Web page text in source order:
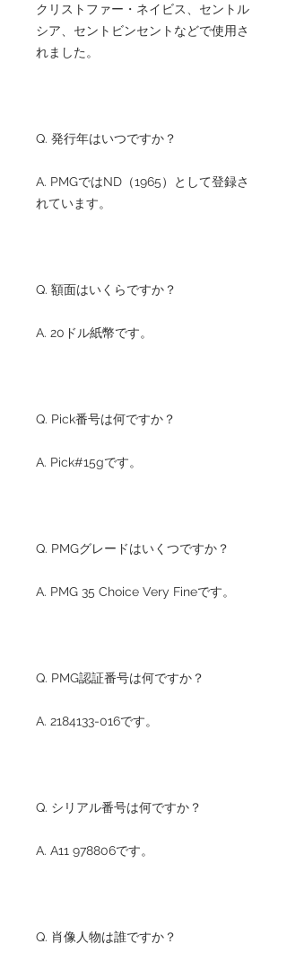
クリストファー・ネイビス、セントル
シア、セントビンセントなどで使用さ
れました。
Q. 発行年はいつですか？
A. PMGではND（1965）として登録さ
れています。
Q. 額面はいくらですか？
A. 20ドル紙幣です。
Q. Pick番号は何ですか？
A. Pick#15gです。
Q. PMGグレードはいくつですか？
A. PMG 35 Choice Very Fineです。
Q. PMG認証番号は何ですか？
A. 2184133-016です。
Q. シリアル番号は何ですか？
A. A11 978806です。
Q. 肖像人物は誰ですか？